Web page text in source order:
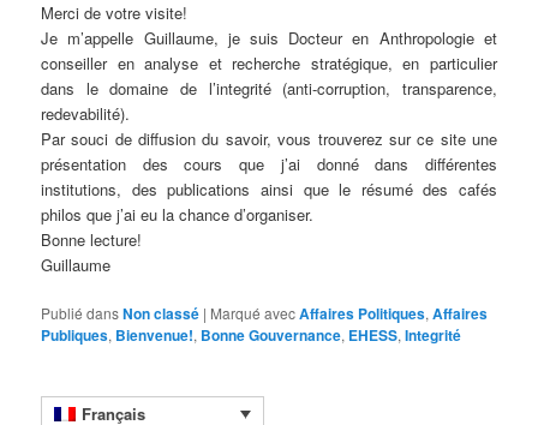
Merci de votre visite!
Je m’appelle Guillaume, je suis Docteur en Anthropologie et
conseiller en analyse et recherche stratégique, en particulier
dans le domaine de l’integrité (anti-corruption, transparence,
redevabilité).
Par souci de diffusion du savoir, vous trouverez sur ce site une
présentation des cours que j’ai donné dans différentes
institutions, des publications ainsi que le résumé des cafés
philos que j’ai eu la chance d’organiser.
Bonne lecture!
Guillaume
Publié dansNon classé | Marqué avecAffaires Politiques,Affaires
Publiques, Bienvenue!, Bonne Gouvernance, EHESS,Integrité
Français